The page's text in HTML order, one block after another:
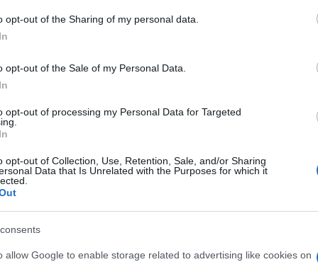
opt-out of the Sharing of my personal data.
opt-out of the Sale of my Personal Data.
opt-out of processing my Personal Data for Targeted
opt-out of Collection, Use, Retention, Sale, and/or Sharing
Data that Is Unrelated with the Purposes for which it
allow Google to enable storage related to advertising like cookies on
υπολογισμού του επιδόματος μητρότητας
λαμβάνει η δικαιούχος διαμορφώνεται με βάση τις
υπολογισμού για μισθωτή